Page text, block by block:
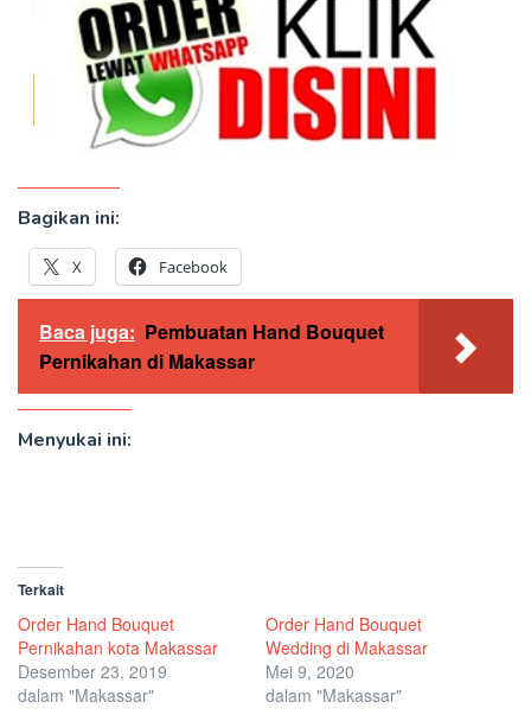
Bagikan ini:
X Facebook
Baca juga: Pembuatan Hand Bouquet
Pernikahan di Makassar
Menyukai ini:
Terkait
Order Hand Bouquet
Pernikahan kota Makassar
Desember 23, 2019
dalam "Makassar"
Order Hand Bouquet
Wedding di Makassar
Mei 9, 2020
dalam "Makassar"